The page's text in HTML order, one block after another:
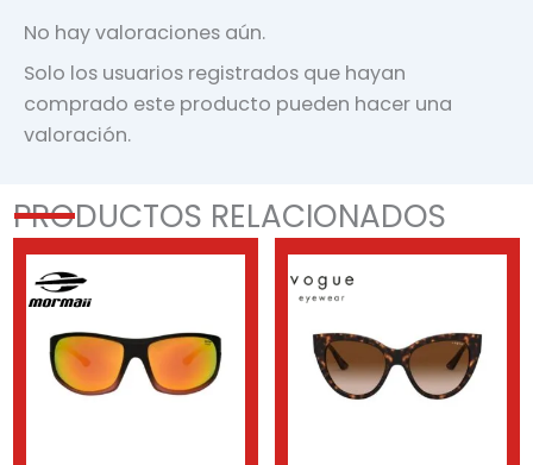
No hay valoraciones aún.
Solo los usuarios registrados que hayan
comprado este producto pueden hacer una
valoración.
PRODUCTOS RELACIONADOS